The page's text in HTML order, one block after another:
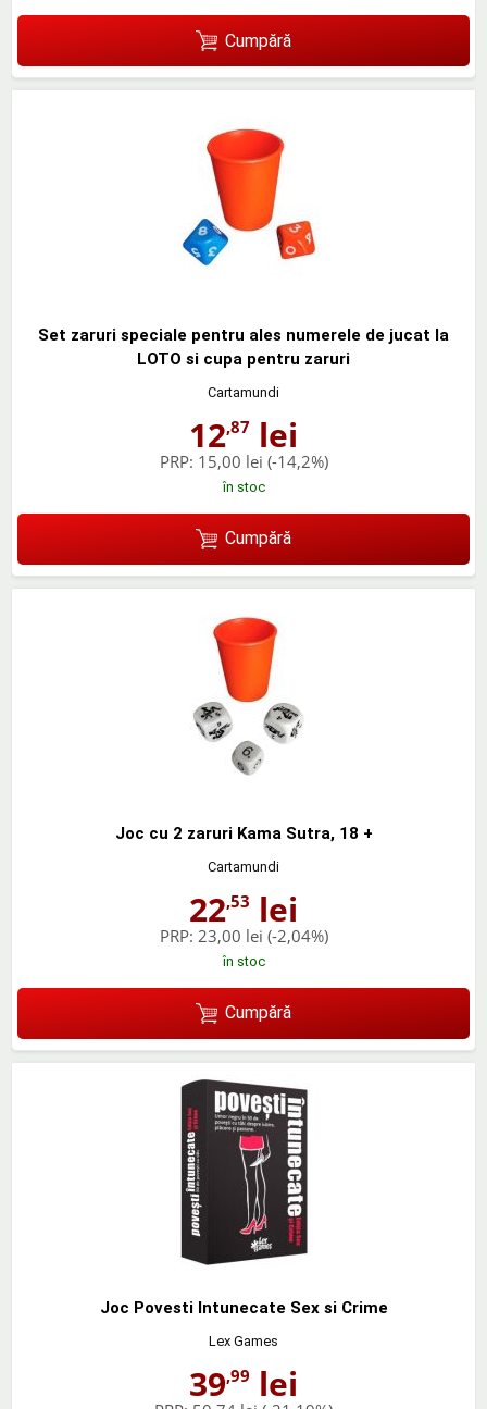
Cumpără
Set zaruri speciale pentru ales numerele de jucat la
LOTO si cupa pentru zaruri
Cartamundi
12,87 lei
PRP: 15,00 lei (-14,2%)
în stoc
Cumpără
Joc cu 2 zaruri Kama Sutra, 18 +
Cartamundi
22,53 lei
PRP: 23,00 lei (-2,04%)
în stoc
Cumpără
Joc Povesti Intunecate Sex si Crime
Lex Games
39,99 lei